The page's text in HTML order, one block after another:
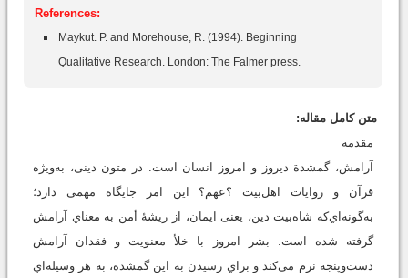
References:
Maykut. P. and Morehouse, R. (1994). Beginning
Qualitative Research. London: The Falmer press.
متن کامل مقاله:
مقدمه
آرامش، گمشدة دیروز و امروز انسان است. در متون دینی، به‌ویژه
قرآن و روایات اهل‌بیت ؟عهم؟ این امر جایگاه مهمی دارد؛
به‌گونه‌اي‌که شاه‌بیت دین، یعنی ایمان، از ریشۀ أمن به‌ معناي آرامش
گرفته شده است. بشر امروز با خلأ معنویت و فقدان آرامش
دست‌وپنجه نرم می‌کند و براي رسیدن به این گمشده، به هر وسیله‌اي